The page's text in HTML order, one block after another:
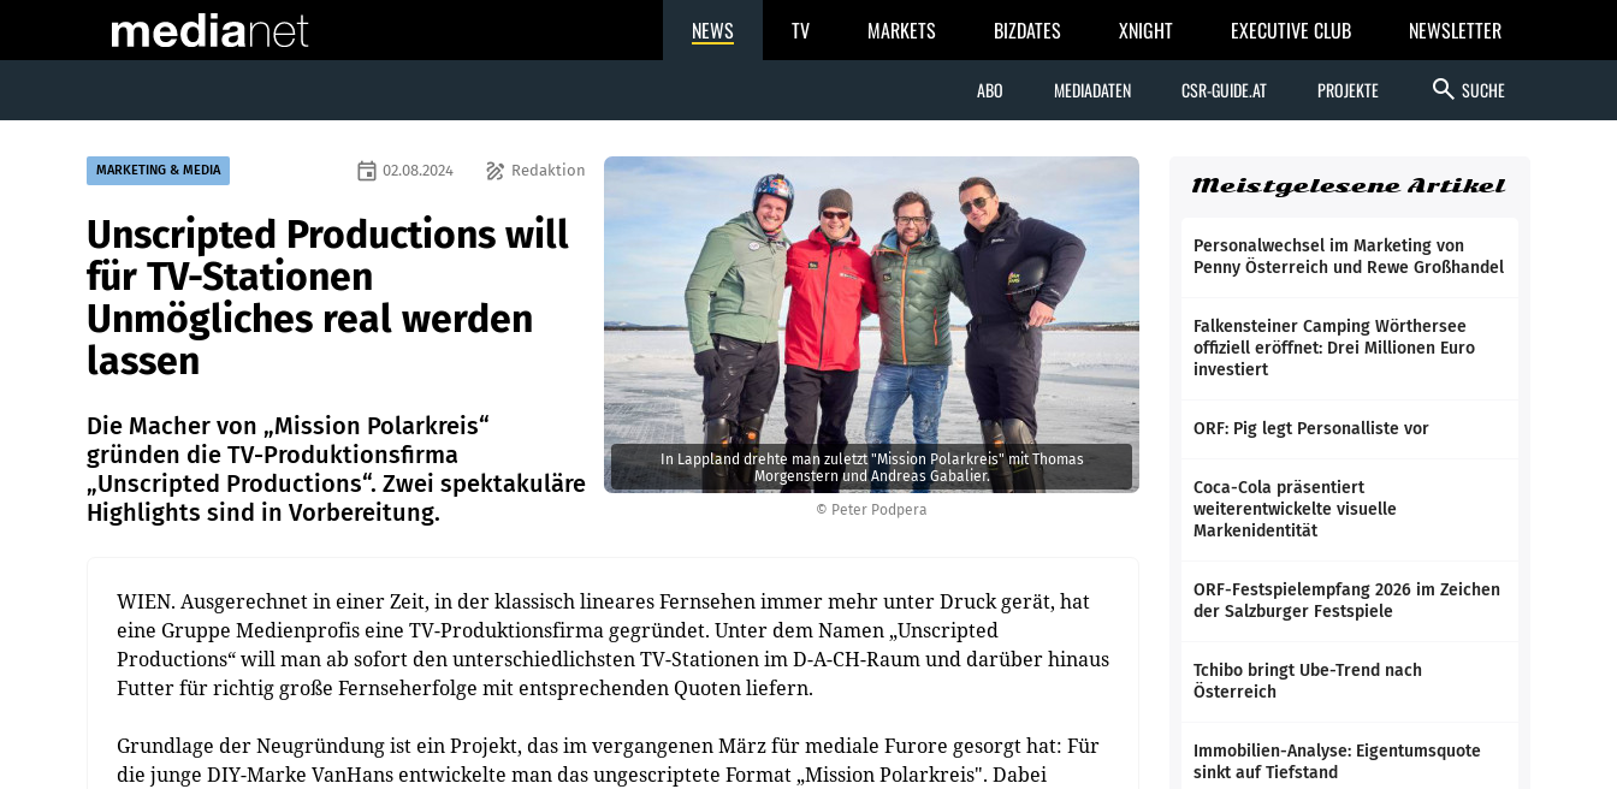
NEWS TV MARKETS BIZDATES XNIGHT EXECUTIVE CLUB NEWSLETTER
ABO MEDIADATEN CSR-GUIDE.AT PROJEKTE search SUCHE
© Peter Podpera
In Lappland drehte man zuletzt "Mission Polarkreis" mit Thomas
Morgenstern und Andreas Gabalier.
MARKETING & MEDIA draw Redaktion
event 02.08.2024
Unscripted Productions will
für TV-Stationen
Unmögliches real werden
lassen
Die Macher von „Mission Polarkreis“
gründen die TV-Produktionsfirma
„Unscripted Productions“. Zwei spektakuläre
Highlights sind in Vorbereitung.
WIEN. Ausgerechnet in einer Zeit, in der klassisch lineares Fernsehen immer mehr unter Druck gerät, hat
eine Gruppe Medienprofis eine TV-Produktionsfirma gegründet. Unter dem Namen „Unscripted
Productions“ will man ab sofort den unterschiedlichsten TV-Stationen im D-A-CH-Raum und darüber hinaus
Futter für richtig große Fernseherfolge mit entsprechenden Quoten liefern.
Grundlage der Neugründung ist ein Projekt, das im vergangenen März für mediale Furore gesorgt hat: Für
die junge DIY-Marke VanHans entwickelte man das ungescriptete Format „Mission Polarkreis". Dabei
Meistgelesene Artikel
Personalwechsel im Marketing von
Penny Österreich und Rewe Großhandel
Falkensteiner Camping Wörthersee
offiziell eröffnet: Drei Millionen Euro
investiert
ORF: Pig legt Personalliste vor
Coca-Cola präsentiert
weiterentwickelte visuelle
Markenidentität
ORF-Festspielempfang 2026 im Zeichen
der Salzburger Festspiele
Tchibo bringt Ube-Trend nach
Österreich
Immobilien-Analyse: Eigentumsquote
sinkt auf Tiefstand